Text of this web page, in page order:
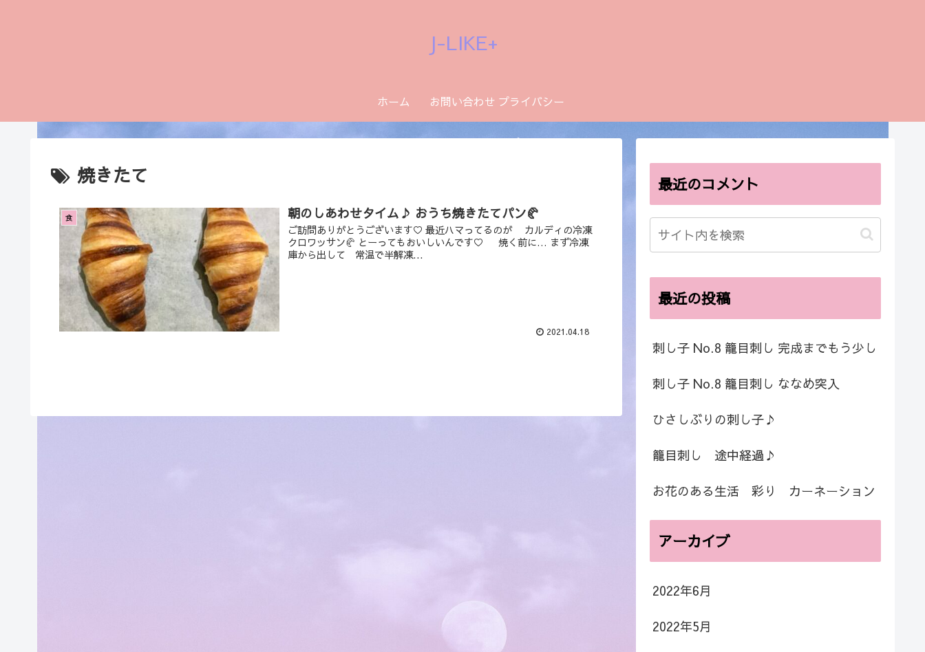
J-LIKE+
ホーム お問い合わせ プライバシー
ポリシー
焼きたて
食 朝のしあわせタイム♪ おうち焼きたてパン🥐
ご訪問ありがとうございます♡ 最近ハマってるのが カルディの冷凍
クロワッサン🥐 とーってもおいしいんです♡ 焼く前に… まず冷凍
庫から出して 常温で半解凍...
2021.04.18
最近のコメント
最近の投稿
刺し子 No.8 籠目刺し 完成までもう少し
刺し子 No.8 籠目刺し ななめ突入
ひさしぶりの刺し子♪
籠目刺し 途中経過♪
お花のある生活 彩り カーネーション
アーカイブ
2022年6月
2022年5月